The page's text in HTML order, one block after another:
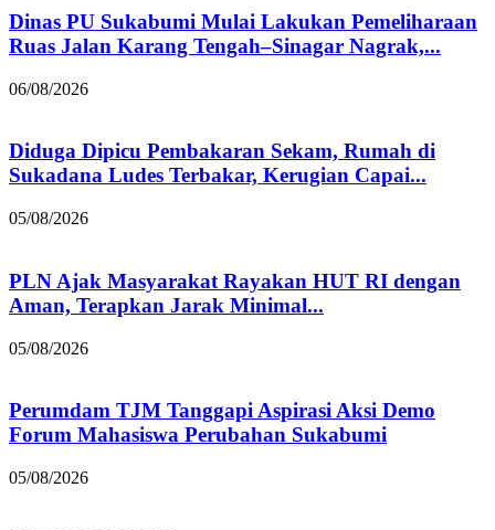
Dinas PU Sukabumi Mulai Lakukan Pemeliharaan
Ruas Jalan Karang Tengah–Sinagar Nagrak,...
06/08/2026
Diduga Dipicu Pembakaran Sekam, Rumah di
Sukadana Ludes Terbakar, Kerugian Capai...
05/08/2026
PLN Ajak Masyarakat Rayakan HUT RI dengan
Aman, Terapkan Jarak Minimal...
05/08/2026
Perumdam TJM Tanggapi Aspirasi Aksi Demo
Forum Mahasiswa Perubahan Sukabumi
05/08/2026